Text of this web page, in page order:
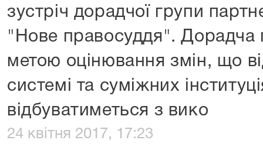
зустріч дорадчої групи
"Нове правосуддя". Дорадча
метою оцінювання змін, що
системі та суміжних
відбуватиметься з вико
24 квітня 2017, 17:23